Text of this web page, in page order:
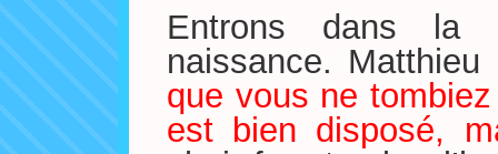
Entrons dans la
naissance.
que vous ne
est bien disposé,